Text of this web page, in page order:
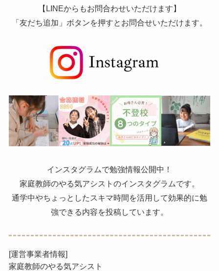
【LINEからもお問合わせいただけます】
「友だち追加」ボタンを押すとお問合せいただけます。
インスタグラムで勉強情報公開中！
家庭教師のやる気アシストのインスタグラムです。
通学中やちょっとしたスキマ時間を活用して効果的に勉
強できる内容を投稿しています。
[運営事業者情報]
家庭教師のやる気アシスト